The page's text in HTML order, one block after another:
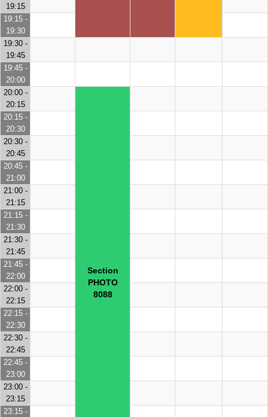
19:15
19:15 -
19:30
19:30 -
19:45
19:45 -
20:00
20:00 -
20:15
Section
PHOTO
8088
20:15 -
20:30
20:30 -
20:45
20:45 -
21:00
21:00 -
21:15
21:15 -
21:30
21:30 -
21:45
21:45 -
22:00
22:00 -
22:15
22:15 -
22:30
22:30 -
22:45
22:45 -
23:00
23:00 -
23:15
23:15 -